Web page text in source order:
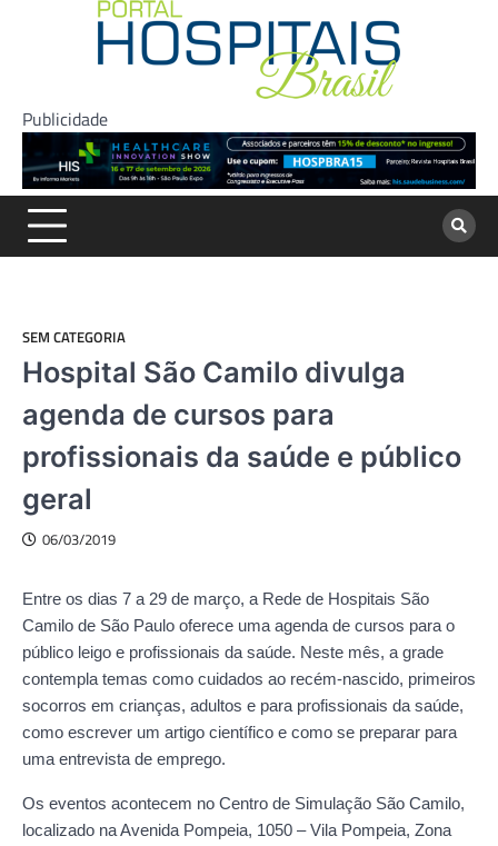
Publicidade
SEM CATEGORIA
Hospital São Camilo divulga
agenda de cursos para
profissionais da saúde e público
geral
06/03/2019
Entre os dias 7 a 29 de março, a Rede de Hospitais São
Camilo de São Paulo oferece uma agenda de cursos para o
público leigo e profissionais da saúde. Neste mês, a grade
contempla temas como cuidados ao recém-nascido, primeiros
socorros em crianças, adultos e para profissionais da saúde,
como escrever um artigo científico e como se preparar para
uma entrevista de emprego.
Os eventos acontecem no Centro de Simulação São Camilo,
localizado na Avenida Pompeia, 1050 – Vila Pompeia, Zona